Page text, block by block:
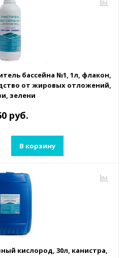
бассейна №1, 1л, флакон,
от жировых отложений,
зелени
руб.
В корзину
кислород, 30л, канистра,